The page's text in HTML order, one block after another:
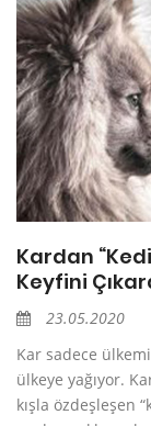
Kardan
Keyfini
23.05.2020
Kar sadece
ülkeye yağıyor.
kışla özdeşleşen